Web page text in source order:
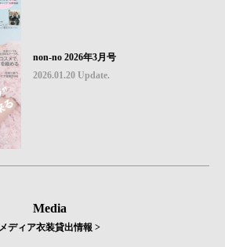
non-no 2026年3月号
2026.01.20 Update.
Media
メディア衣装貸出情報 >